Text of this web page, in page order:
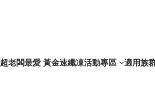
超老闆最愛 黃金速纖凍活動專區 適用族